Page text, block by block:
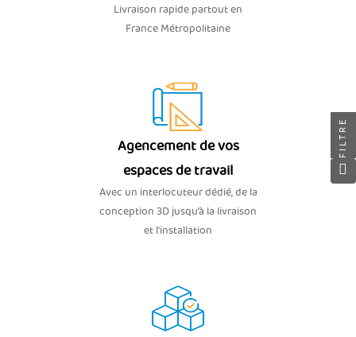
Livraison rapide partout en
France Métropolitaine
Agencement de vos
espaces de travail
Avec un interlocuteur dédié, de la
conception 3D jusqu’à la livraison
et l'installation
FILTRE